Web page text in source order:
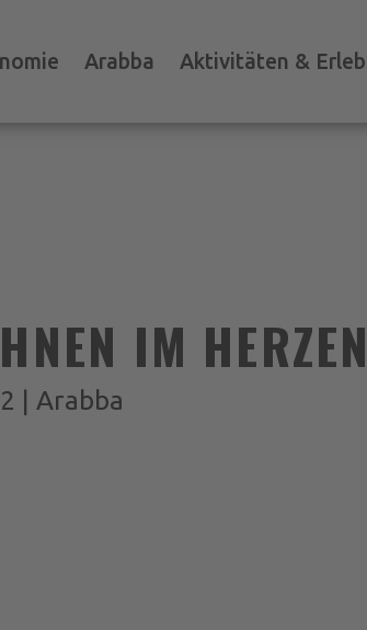
Arabba Aktivitäten &
IM
| Arabba